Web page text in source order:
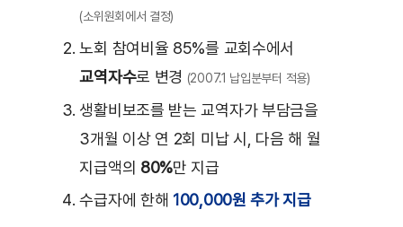
(소위원회에서 결정)
노회 참여비율 85%를 교회수에서
교역자수로 변경 (2007.1 납입분부터 적용)
생활비보조를 받는 교역자가 부담금을
3개월 이상 연 2회 미납 시, 다음 해 월
지급액의 80%만 지급
수급자에 한해 100,000원 추가 지급